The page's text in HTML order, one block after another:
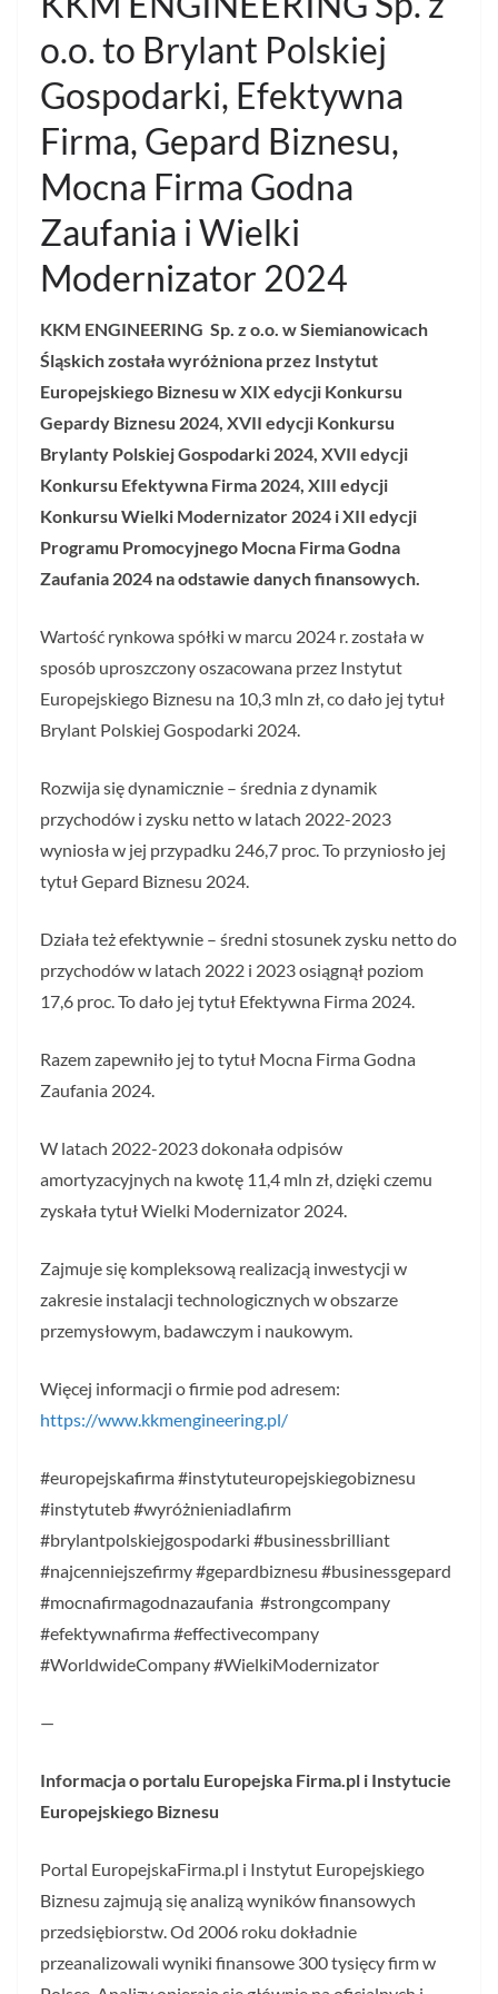
o.o. to Brylant Polskiej
Gospodarki, Efektywna
Firma, Gepard Biznesu,
Mocna Firma Godna
Zaufania i Wielki
Modernizator 2024
KKM ENGINEERING Sp. z o.o. w Siemianowicach
Śląskich została wyróżniona przez Instytut
Europejskiego Biznesu w XIX edycji Konkursu
Gepardy Biznesu 2024, XVII edycji Konkursu
Brylanty Polskiej Gospodarki 2024, XVII edycji
Konkursu Efektywna Firma 2024, XIII edycji
Konkursu Wielki Modernizator 2024 i XII edycji
Programu Promocyjnego Mocna Firma Godna
Zaufania 2024 na odstawie danych finansowych.
Wartość rynkowa spółki w marcu 2024 r. została w
sposób uproszczony oszacowana przez Instytut
Europejskiego Biznesu na 10,3 mln zł, co dało jej tytuł
Brylant Polskiej Gospodarki 2024.
Rozwija się dynamicznie – średnia z dynamik
przychodów i zysku netto w latach 2022-2023
wyniosła w jej przypadku 246,7 proc. To przyniosło jej
tytuł Gepard Biznesu 2024.
Działa też efektywnie – średni stosunek zysku netto do
przychodów w latach 2022 i 2023 osiągnął poziom
17,6 proc. To dało jej tytuł Efektywna Firma 2024.
Razem zapewniło jej to tytuł Mocna Firma Godna
Zaufania 2024.
W latach 2022-2023 dokonała odpisów
amortyzacyjnych na kwotę 11,4 mln zł, dzięki czemu
zyskała tytuł Wielki Modernizator 2024.
Zajmuje się kompleksową realizacją inwestycji w
zakresie instalacji technologicznych w obszarze
przemysłowym, badawczym i naukowym.
Więcej informacji o firmie pod adresem:
https://www.kkmengineering.pl/
#europejskafirma #instytuteuropejskiegobiznesu
#instytuteb #wyróżnieniadlafirm
#brylantpolskiejgospodarki #businessbrilliant
#najcenniejszefirmy #gepardbiznesu #businessgepard
#mocnafirmagodnazaufania #strongcompany
#efektywnafirma #effectivecompany
#WorldwideCompany #WielkiModernizator
—
Informacja o portalu Europejska Firma.pl i Instytucie
Europejskiego Biznesu
Portal EuropejskaFirma.pl i Instytut Europejskiego
Biznesu zajmują się analizą wyników finansowych
przedsiębiorstw. Od 2006 roku dokładnie
przeanalizowali wyniki finansowe 300 tysięcy firm w